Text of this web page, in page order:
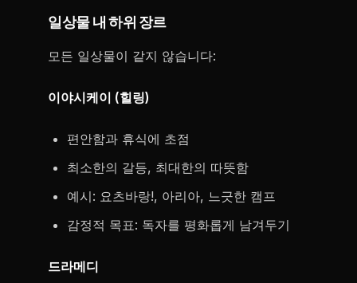
일상물 내 하위 장르
모든 일상물이 같지 않습니다:
이야시케이 (힐링)
편안함과 휴식에 초점
최소한의 갈등, 최대한의 따뜻함
예시: 요츠바랑!, 아리아, 느긋한 캠프
감정적 목표: 독자를 평화롭게 남겨두기
드라메디